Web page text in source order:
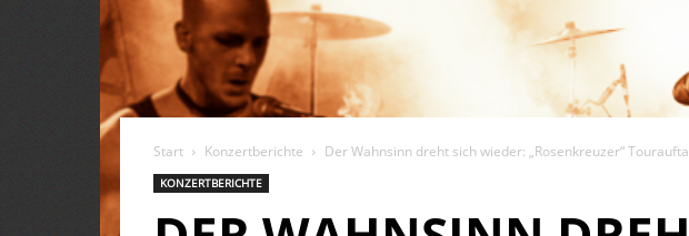
Start Konzertberichte Der Wahnsinn dreht sich wieder: „Rosenkreuzer“
KONZERTBERICHTE